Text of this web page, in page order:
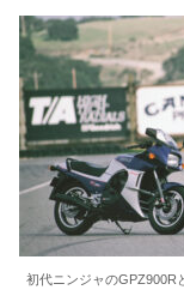
初代ニンジャのGPZ900R